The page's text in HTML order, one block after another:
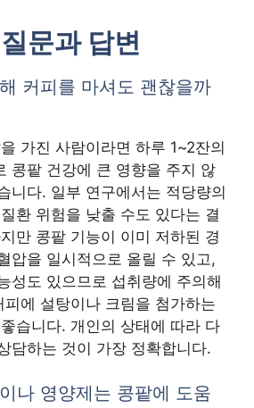
문과 답변
커피를 마셔도 괜찮을까
가진 사람이라면 하루 1~2잔의
콩팥 건강에 큰 영향을 주지 않
니다. 일부 연구에서는 적당량의
환 위험을 낮출 수도 있다는 결
만 콩팥 기능이 이미 저하된 경
압을 일시적으로 올릴 수 있고,
성도 있으므로 섭취량에 주의해
에 설탕이나 크림을 첨가하는
습니다. 개인의 상태에 따라 다
담하는 것이 가장 정확합니다.
나 영양제는 콩팥에 도움